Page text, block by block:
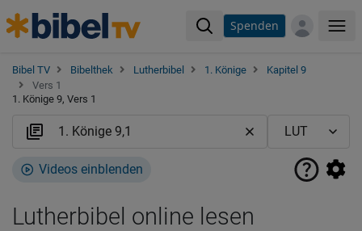
Spenden
Bibel TV Bibelthek Lutherbibel 1. Könige
Kapitel 9
Vers 1
1. Könige 9, Vers 1
Videos einblenden
Lutherbibel online lesen